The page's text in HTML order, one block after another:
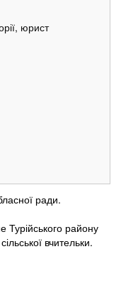
юрист
ради.
Турійського району
вчительки.